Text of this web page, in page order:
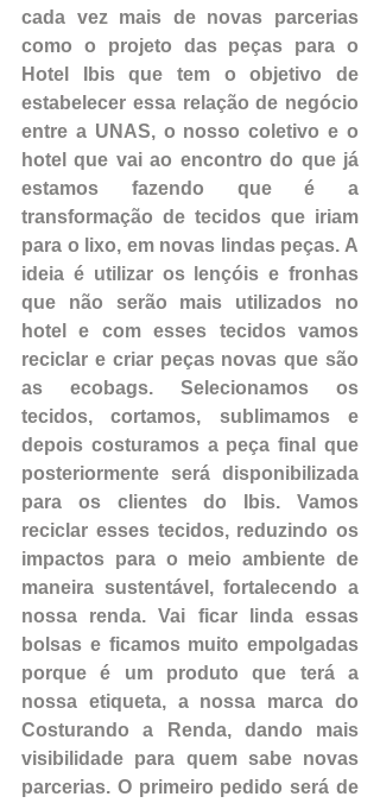
cada vez mais de novas parcerias
como o projeto das peças para o
Hotel Ibis que tem o objetivo de
estabelecer essa relação de negócio
entre a UNAS, o nosso coletivo e o
hotel que vai ao encontro do que já
estamos fazendo que é a
transformação de tecidos que iriam
para o lixo, em novas lindas peças. A
ideia é utilizar os lençóis e fronhas
que não serão mais utilizados no
hotel e com esses tecidos vamos
reciclar e criar peças novas que são
as ecobags. Selecionamos os
tecidos, cortamos, sublimamos e
depois costuramos a peça final que
posteriormente será disponibilizada
para os clientes do Ibis. Vamos
reciclar esses tecidos, reduzindo os
impactos para o meio ambiente de
maneira sustentável, fortalecendo a
nossa renda. Vai ficar linda essas
bolsas e ficamos muito empolgadas
porque é um produto que terá a
nossa etiqueta, a nossa marca do
Costurando a Renda, dando mais
visibilidade para quem sabe novas
parcerias. O primeiro pedido será de